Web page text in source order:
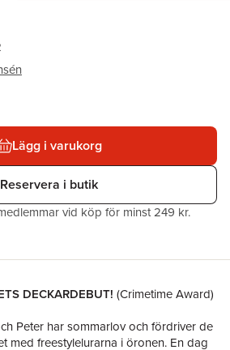
Lägg i varukorg
Reservera i butik
vid köp för minst 249 kr.
DECKARDEBUT! (Crimetime Award)
Peter har sommarlov och fördriver de
med freestyle­lurarna i öronen. En dag